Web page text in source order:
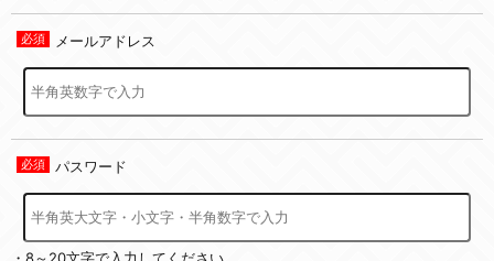
メールアドレス
パスワード
・8～20文字で入力してください。